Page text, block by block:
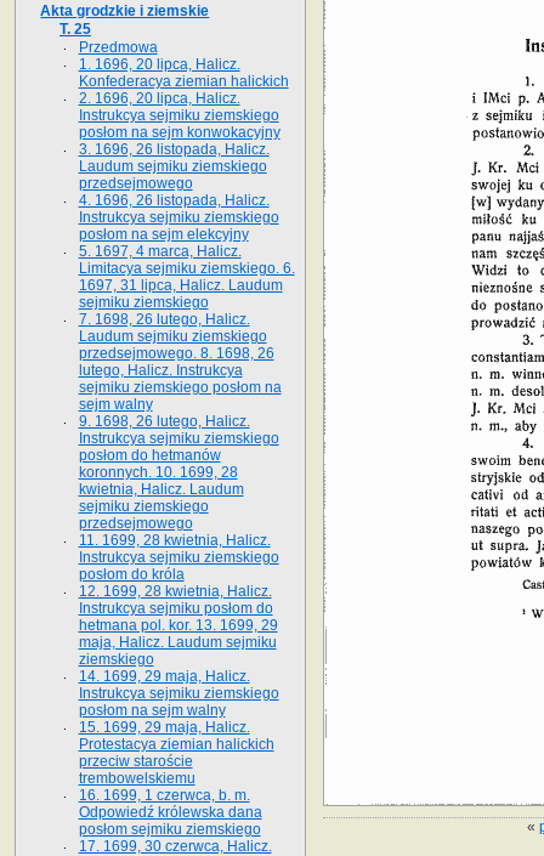
«
Akta grodzkie i ziemskie
T. 25
Przedmowa
1. 1696, 20 lipca, Halicz.
Konfederacya ziemian halickich
2. 1696, 20 lipca, Halicz.
Instrukcya sejmiku ziemskiego
posłom na sejm konwokacyjny
3. 1696, 26 listopada, Halicz.
Laudum sejmiku ziemskiego
przedsejmowego
4. 1696, 26 listopada, Halicz.
Instrukcya sejmiku ziemskiego
posłom na sejm elekcyjny
5. 1697, 4 marca, Halicz.
Limitacya sejmiku ziemskiego. 6.
1697, 31 lipca, Halicz. Laudum
sejmiku ziemskiego
7. 1698, 26 lutego, Halicz.
Laudum sejmiku ziemskiego
przedsejmowego. 8. 1698, 26
lutego, Halicz. Instrukcya
sejmiku ziemskiego posłom na
sejm walny
9. 1698, 26 lutego, Halicz.
Instrukcya sejmiku ziemskiego
posłom do hetmanów
koronnych. 10. 1699, 28
kwietnia, Halicz. Laudum
sejmiku ziemskiego
przedsejmowego
11. 1699, 28 kwietnia, Halicz.
Instrukcya sejmiku ziemskiego
posłom do króla
12. 1699, 28 kwietnia, Halicz.
Instrukcya sejmiku posłom do
hetmana pol. kor. 13. 1699, 29
maja, Halicz. Laudum sejmiku
ziemskiego
14. 1699, 29 maja, Halicz.
Instrukcya sejmiku ziemskiego
posłom na sejm walny
15. 1699, 29 maja, Halicz.
Protestacya ziemian halickich
przeciw staroście
trembowelskiemu
16. 1699, 1 czerwca, b. m.
Odpowiedź królewska dana
posłom sejmiku ziemskiego
17. 1699, 30 czerwca, Halicz.